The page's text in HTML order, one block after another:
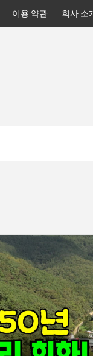
이용 약관 회사 소